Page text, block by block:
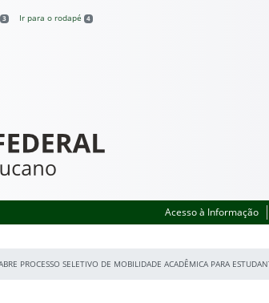
3 Ir para o rodapé 4
Acesso à Informação
PROCESSO SELETIVO DE MOBILIDADE ACADÊMICA PARA